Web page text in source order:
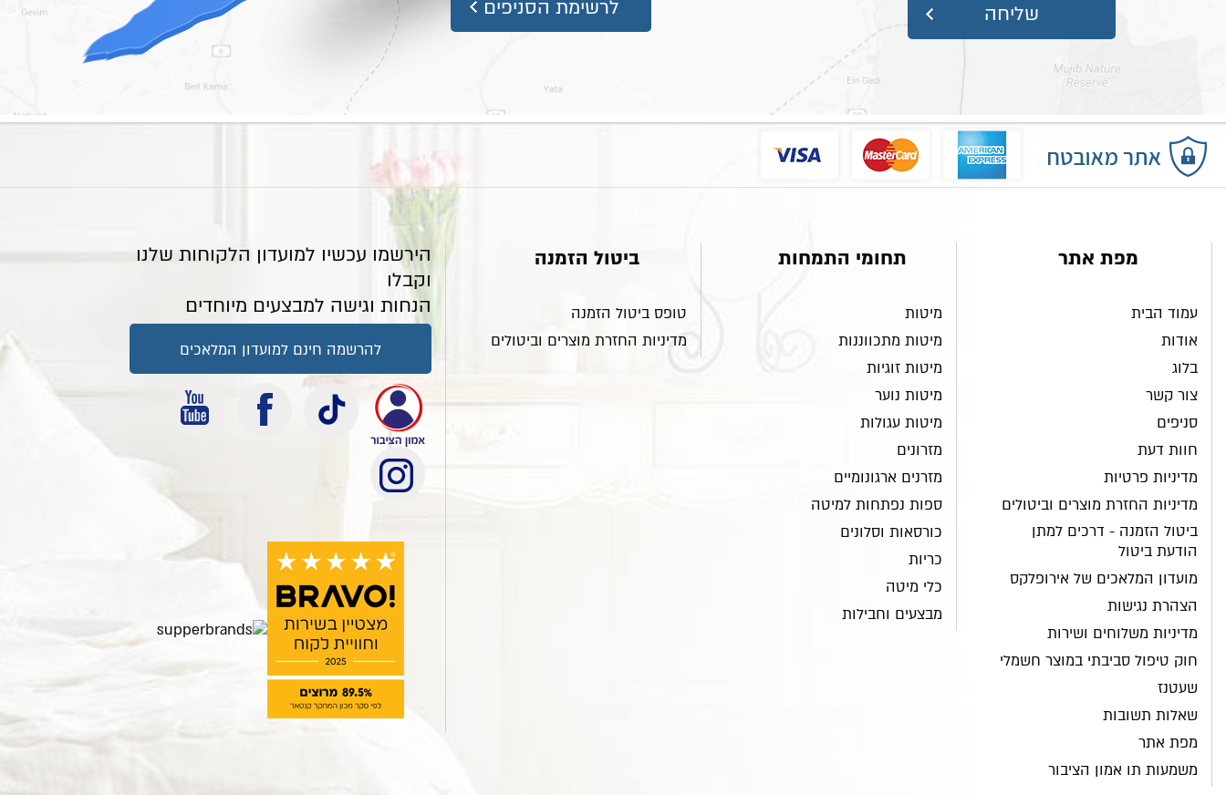
לרשימת הסניפים
מפת אתר
עמוד הבית
אודות
בלוג
צור קשר
סניפים
חוות דעת
מדיניות פרטיות
מדיניות החזרת מוצרים וביטולים
ביטול הזמנה - דרכים למתן
הודעת ביטול
מועדון המלאכים של אירופלקס
הצהרת נגישות
מדיניות משלוחים ושירות
חוק טיפול סביבתי במוצר חשמלי
שעטנז
שאלות תשובות
מפת אתר
משמעות תו אמון הציבור
תחומי התמחות
מיטות
מיטות מתכווננות
מיטות זוגיות
מיטות נוער
מיטות עגולות
מזרונים
מזרנים ארגונומיים
ספות נפתחות למיטה
כורסאות וסלונים
כריות
כלי מיטה
מבצעים וחבילות
ביטול הזמנה
טופס ביטול הזמנה
מדיניות החזרת מוצרים וביטולים
הירשמו עכשיו למועדון הלקוחות שלנו
וקבלו
הנחות וגישה למבצעים מיוחדים
להרשמה חינם למועדון המלאכים